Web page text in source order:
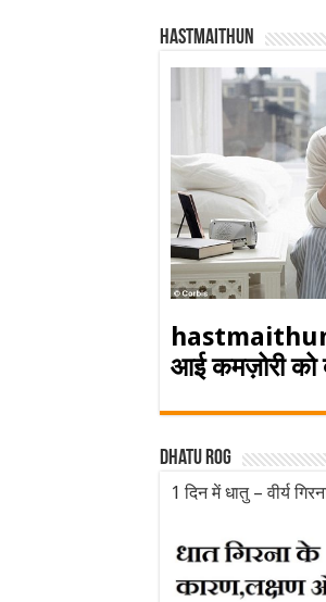
Hastmaithun
आई कमज़ोरी
Dhatu rog
1 दिन में धातु – वीर्य